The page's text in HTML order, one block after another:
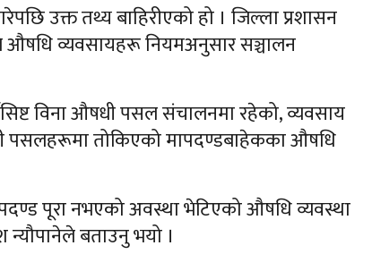
उक्त तथ्य बाहिरीएको हो । जिल्ला प्रशासन
औषधि व्यवसायहरू नियमअनुसार सञ्चालन
विना औषधी पसल संचालनमा रहेको, व्यवसाय
पसलहरूमा तोकिएको मापदण्डबाहेकका औषधि
पूरा नभएको अवस्था भेटिएको औषधि व्यवस्था
न्यौपानेले बताउनु भयो ।